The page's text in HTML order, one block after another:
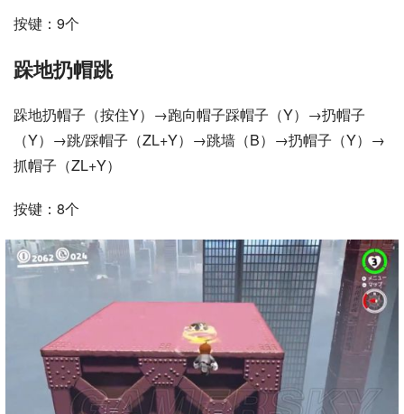
按键：9个
跺地扔帽跳
跺地扔帽子（按住Y）→跑向帽子踩帽子（Y）→扔帽子
（Y）→跳/踩帽子（ZL+Y）→跳墙（B）→扔帽子（Y）→
抓帽子（ZL+Y）
按键：8个